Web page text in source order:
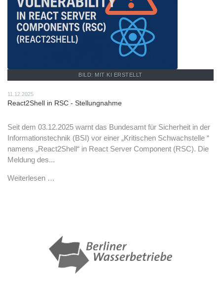
BILD: MIT KI ERSTELLT
11.12.2025
React2Shell in RSC - Stellungnahme
Seit dem 03.12.2025 warnt das Bundesamt für Sicherheit in der
Informationstechnik (BSI) vor einer „Kritischen Schwachstelle “
namens „React2Shell“ in React Server Component (RSC). Die
Meldung des...
Weiterlesen …
Planungsapplikation
Druckrohrleitungen" an aRES Datensysteme erteilt.
Damit werden die cseTools von aRES flächendeckend
bei den Berliner Wasserbetrieben eingesetzt.